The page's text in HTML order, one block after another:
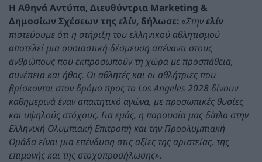
Η Αθηνά Αντύπα, Διευθύντρια Marketing &
Δημοσίων Σχέσεων της ελίν, δήλωσε: «Στηνελίν
πιστεύουμε ότι η στήριξη του ελληνικού αθλητισμού
αποτελεί μια ουσιαστική δέσμευση απέναντι στους
ανθρώπους που εκπροσωπούν τη χώρα με προσπάθεια,
συνέπεια και ήθος. Οι αθλητές και οι αθλήτριες που
βρίσκονται στον δρόμο προς το Los Angeles 2028 δίνουν
καθημερινά έναν απαιτητικό αγώνα, με προσωπικές θυσίες
και υψηλούς στόχους. Για εμάς, η παρουσία μας δίπλα στην
Ελληνική Ολυμπιακή Επιτροπή και την Προολυμπιακή
Ομάδα είναι μια επένδυση στις αξίες της αριστείας, της
επιμονής και της στοχοπροσήλωσης».